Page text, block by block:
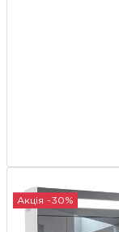
Акція -30%